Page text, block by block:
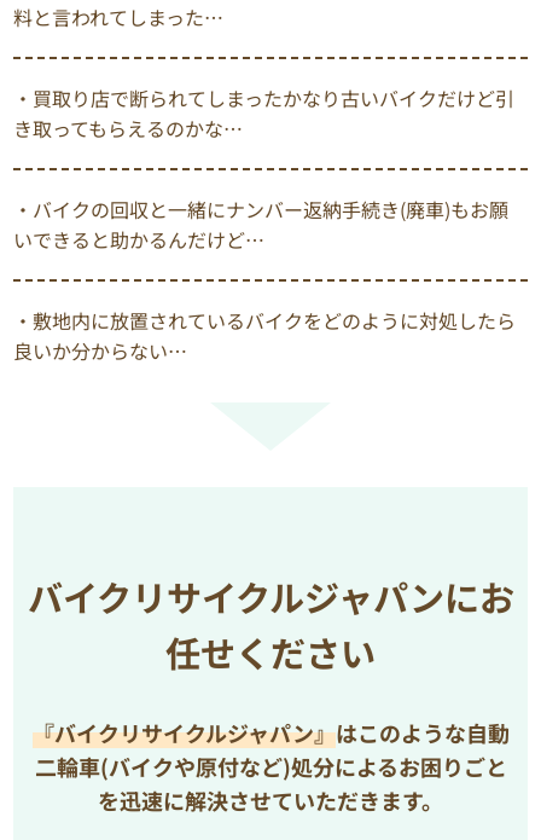
料と言われてしまった…
・買取り店で断られてしまったかなり古いバイクだけど引
き取ってもらえるのかな…
・バイクの回収と一緒にナンバー返納手続き(廃車)もお願
いできると助かるんだけど…
・敷地内に放置されているバイクをどのように対処したら
良いか分からない…
バイクリサイクルジャパンにお
任せください
『バイクリサイクルジャパン』はこのような自動
二輪車(バイクや原付など)処分によるお困りごと
を迅速に解決させていただきます。